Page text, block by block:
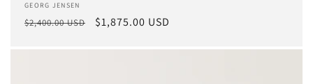
Anbieter:
GEORG JENSEN
Normaler
$2,400.00 USD Verkaufspreis
$1,875.00 USD